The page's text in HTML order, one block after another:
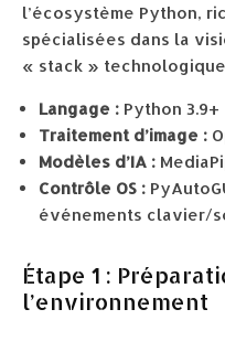
l’écosystème Python,
spécialisées dans la
« stack »
Langage : Python 3.9+
Traitement d’image :
Modèles d’IA :
Contrôle OS :
événements clavier/
Étape 1 :
l’environnement